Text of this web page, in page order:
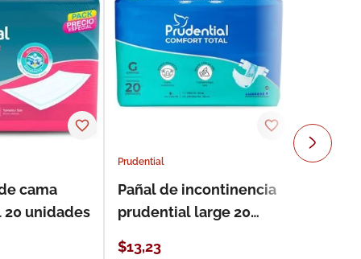
cama
unidades
Prudential
Pañal de incontinencia
prudential large 20
$13,23